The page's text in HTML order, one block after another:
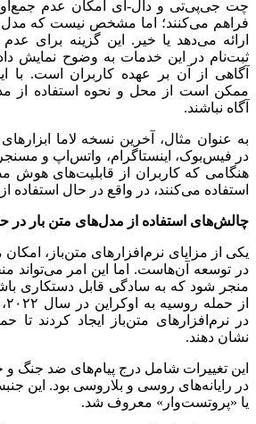
چت جی‌پی‌تی و دال-ای امکان عدم
فراهم می‌کنند؛ اما مشخص نیست که مدل
ارائه می‌دهد یا خیر. این گزینه برای
ثبت‌نام در این خدمات به وضوح نمایش
آگاهی از آن بر عهده کاربران است. با
ممکن است از محل و نحوه استفاده از
آگاه نباشند.
به‌ عنوان مثال، آخرین نسخه لاما
در فیس‌بوک، اینستاگرام، واتس‌اپ و مسنجر
هنگامی که کاربران از قابلیت‌های هوش
استفاده می‌کنند، در واقع در حال استفاده
چالش‌های استفاده از مدل‌های متن بار در
یکی از مزایای نرم‌افزارهای متن‌باز،
در توسعه آن‌هاست. اما این امر می‌تواند
منجر شود که به سادگی قابل دستکاری
در نرم‌افزارهای متن‌باز ایجاد کردند تا
نشان دهند.
این تغییرات شامل درج پیام‌های ضد جنگ
در رایانه‌های روسی و بلاروسی بود. این
یا «پروتست‌وار» معروف شد.